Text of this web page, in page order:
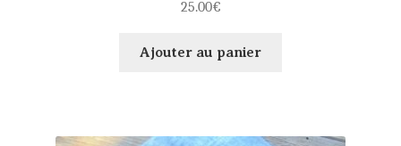
25.00€
Ajouter au panier